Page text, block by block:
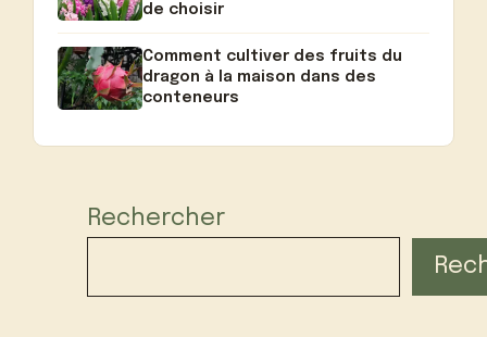
de choisir
Comment cultiver des fruits du
dragon à la maison dans des
conteneurs
Rechercher